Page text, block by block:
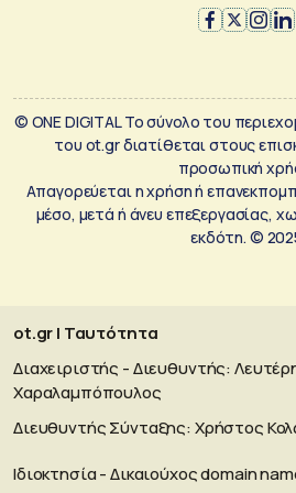
© ONE DIGITAL Το σύνολο του
του ot.gr διατίθεται στους
προσωπική
Απαγορεύεται η χρήση ή
μέσο, μετά ή άνευ επεξεργασίας,
εκδότη. ©
ot.gr | Ταυτότητα
Διαχειριστής - Διευθυντής:
Χαραλαμπόπουλος
Διευθυντής Σύνταξης: Χρήστος
Ιδιοκτησία - Δικαιούχος domain